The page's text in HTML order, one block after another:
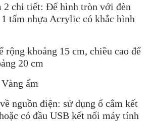
2 chi tiết: Đế hình tròn với đèn
tấm nhựa Acrylic có khắc hình
khoảng 15 cm, chiều cao đế
20 cm
ấm
nguồn điện: sử dụng ổ cắm kết
có đầu USB kết nối máy tính